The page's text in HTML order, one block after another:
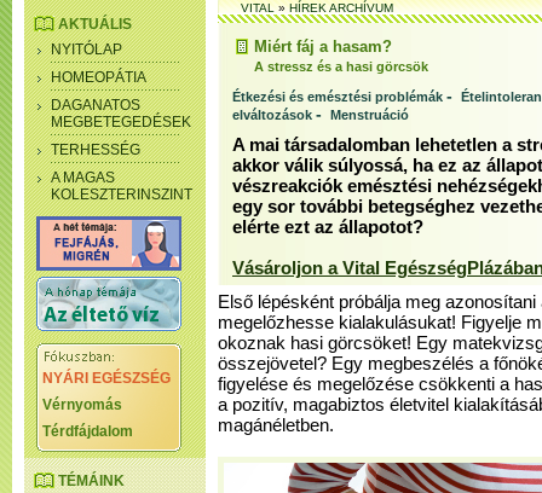
AKTUÁLIS
NYITÓLAP
HOMEOPÁTIA
DAGANATOS
MEGBETEGEDÉSEK
TERHESSÉG
A MAGAS
KOLESZTERINSZINT
NYÁRI EGÉSZSÉG
Vérnyomás
Térdfájdalom
TÉMÁINK
VITAL»HÍREK ARCHÍVUM
Miért fáj a hasam?
A stressz és a hasi görcsök
Étkezési és emésztési problémák -
elváltozások - Menstruáció
A mai társadalomban lehetetlen a
akkor válik súlyossá, ha ez az
vészreakciók emésztési
egy sor további betegséghez
elérte ezt az állapotot?
Vásároljon a Vital
Első lépésként próbálja meg
megelőzhesse kialakulásukat! Figyelje
okoznak hasi görcsöket! Egy
összejövetel? Egy megbeszélés a
figyelése és megelőzése csökkenti a
a pozitív, magabiztos életvitel
magánéletben.